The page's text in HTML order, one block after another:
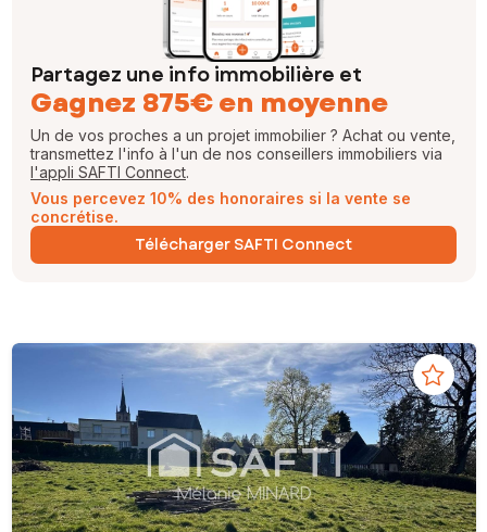
Partagez une info immobilière et
Gagnez 875€ en moyenne
Un de vos proches a un projet immobilier ? Achat ou vente,
transmettez l'info à l'un de nos conseillers immobiliers via
l'appli SAFTI Connect.
Vous percevez 10% des honoraires si la vente se
concrétise.
Télécharger SAFTI Connect